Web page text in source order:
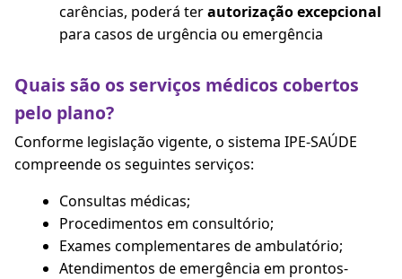
carências, poderá terautorização excepcional
para casos de urgência ou emergência
Quais são os serviços médicos cobertos
pelo plano?
Conforme legislação vigente, o sistema IPE-SAÚDE
compreende os seguintes serviços:
Consultas médicas;
Procedimentos em consultório;
Exames complementares de ambulatório;
Atendimentos de emergência em prontos-